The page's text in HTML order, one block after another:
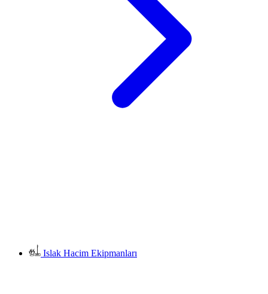
Islak Hacim Ekipmanları